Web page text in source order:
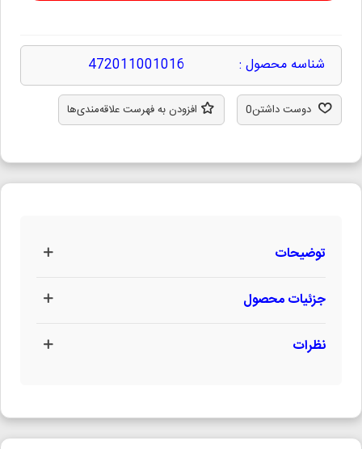
شناسه محصول : 472011001016
دوست داشتن0 افزودن به فهرست علاقه‌مندی‌ها
توضیحات
جزئیات محصول
نظرات